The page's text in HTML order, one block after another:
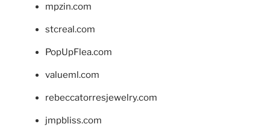
mpzin.com
stcreal.com
PopUpFlea.com
valueml.com
rebeccatorresjewelry.com
jmpbliss.com